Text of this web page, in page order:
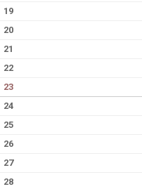
19
20
21
22
23
24
25
26
27
28